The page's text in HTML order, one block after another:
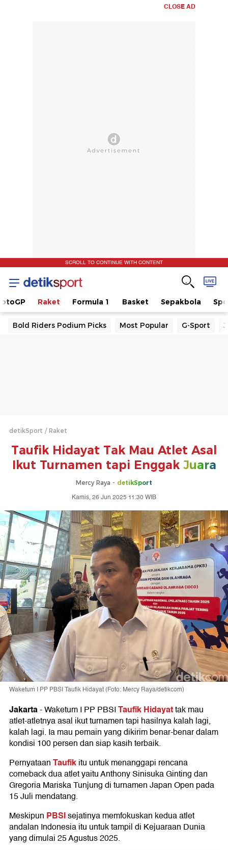
CLOSE AD
SCROLL TO CONTINUE WITH CONTENT
Raket Formula 1 Basket Sepakbola
Bold Riders Podium Picks Most Popular G-Sport
detikSport Raket
Taufik Hidayat Tak Mau Atlet Asal
Ikut Turnamen tapi Enggak Juara
Mercy Raya - detikSport
Kamis, 26 Jun 2025 11:30 WIB
Waketum I PP PBSI Taufik Hidayat (Foto: Mercy Raya/detikcom)
Jakarta-Waketum I PP PBSITaufik Hidayattak mau
atlet-atletnya asal ikut turnamen tapi hasilnya kalah lagi,
kalah lagi. Ia mau pemain yang dikirim benar-benar dalam
kondisi 100 persen dan siap kasih terbaik.
PernyataanTaufikitu untuk menanggapi rencana
comeback dua atlet yaitu Anthony Sinisuka Ginting dan
Gregoria Mariska Tunjung di turnamen Japan Open pada
15 Juli mendatang.
Meskipun PBSIsejatinya memfokuskan kedua atlet
andalan Indonesia itu untuk tampil di Kejuaraan Dunia
yang dimulai 25 Agustus 2025.